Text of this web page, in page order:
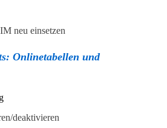
neu einsetzen
Onlinetabellen und
deaktivieren